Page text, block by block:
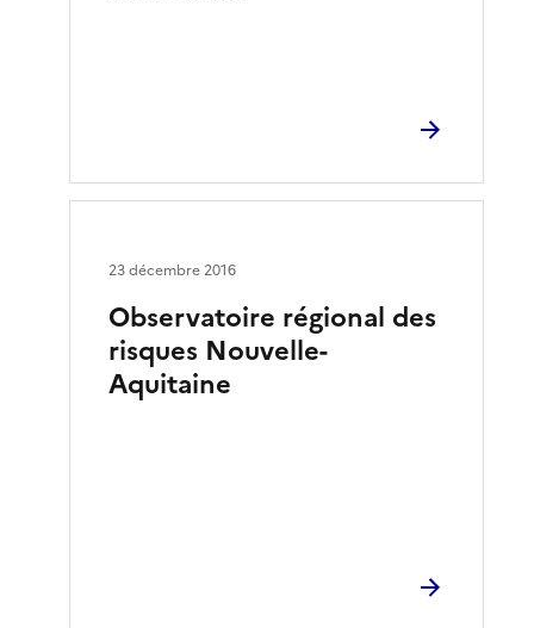
Observatoire régional des
risques Nouvelle-
Aquitaine
23 décembre 2016